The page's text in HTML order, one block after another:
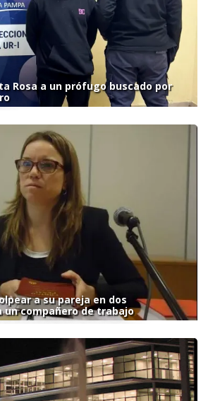
Rosa a un prófugo buscado por
a su pareja en dos
un compañero de trabajo